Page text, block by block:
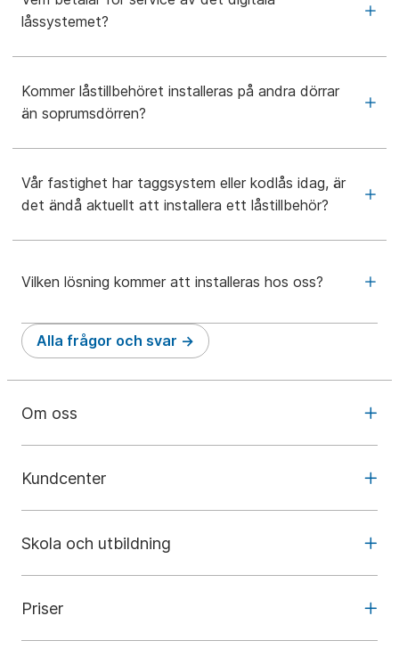
låssystemet?
Kommer låstillbehöret installeras på andra dörrar
än soprumsdörren?
Vår fastighet har taggsystem eller kodlås idag, är
det ändå aktuellt att installera ett låstillbehör?
Vilken lösning kommer att installeras hos oss?
Alla frågor och svar
Om oss
Kundcenter
Skola och utbildning
Priser